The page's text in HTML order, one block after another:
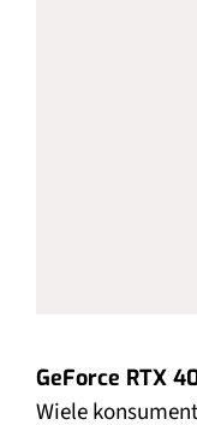
GeForce RTX
Wiele